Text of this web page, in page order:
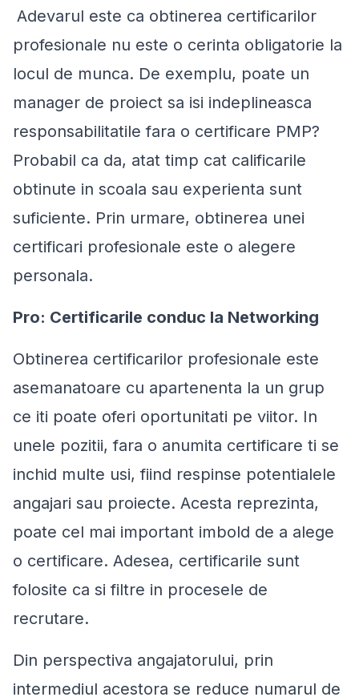
Adevarul este ca obtinerea certificarilor
profesionale nu este o cerinta obligatorie la
locul de munca. De exemplu, poate un
manager de proiect sa isi indeplineasca
responsabilitatile fara o certificare PMP?
Probabil ca da, atat timp cat calificarile
obtinute in scoala sau experienta sunt
suficiente. Prin urmare, obtinerea unei
certificari profesionale este o alegere
personala.
Pro: Certificarile conduc la Networking
Obtinerea certificarilor profesionale este
asemanatoare cu apartenenta la un grup
ce iti poate oferi oportunitati pe viitor. In
unele pozitii, fara o anumita certificare ti se
inchid multe usi, fiind respinse potentialele
angajari sau proiecte. Acesta reprezinta,
poate cel mai important imbold de a alege
o certificare. Adesea, certificarile sunt
folosite ca si filtre in procesele de
recrutare.
Din perspectiva angajatorului, prin
intermediul acestora se reduce numarul de